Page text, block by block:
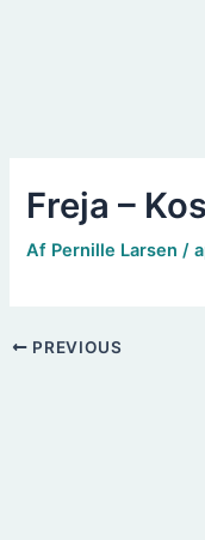
Freja –
Af Pernille Larsen/
PREVIOUS